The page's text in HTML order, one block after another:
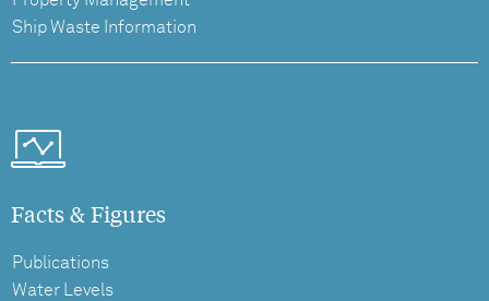
Ship Waste Information
Facts & Figures
Publications
Water Levels